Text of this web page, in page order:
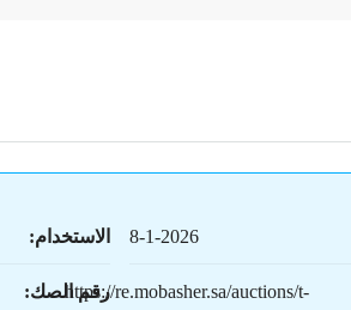
8-1-2026
https://re.mobasher.sa/auctions/t-
الاستخدام:
رقم الصك: